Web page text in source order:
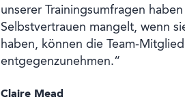
unserer Trainingsumfragen
Selbstvertrauen mangelt, wenn
haben, können die Team-
entgegenzunehmen.“
Claire Mead